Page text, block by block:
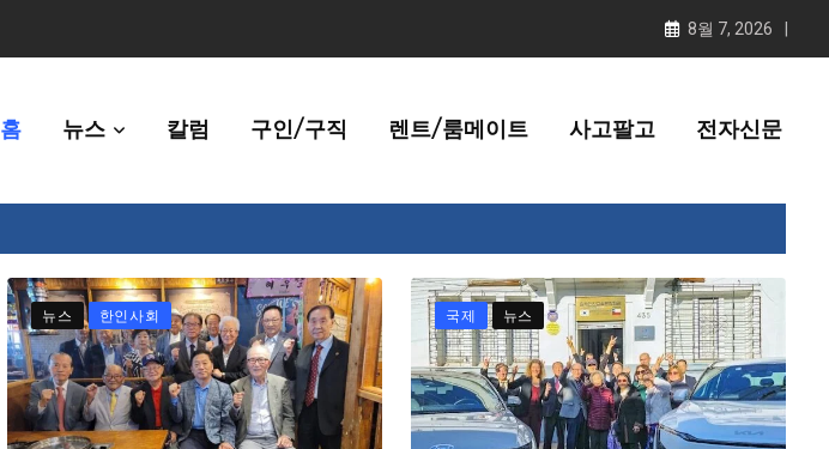
8월 7, 2026
홈 뉴스 칼럼 구인/구직 렌트/룸메이트 사고팔고 전자신문
뉴스 한인사회 국제 뉴스